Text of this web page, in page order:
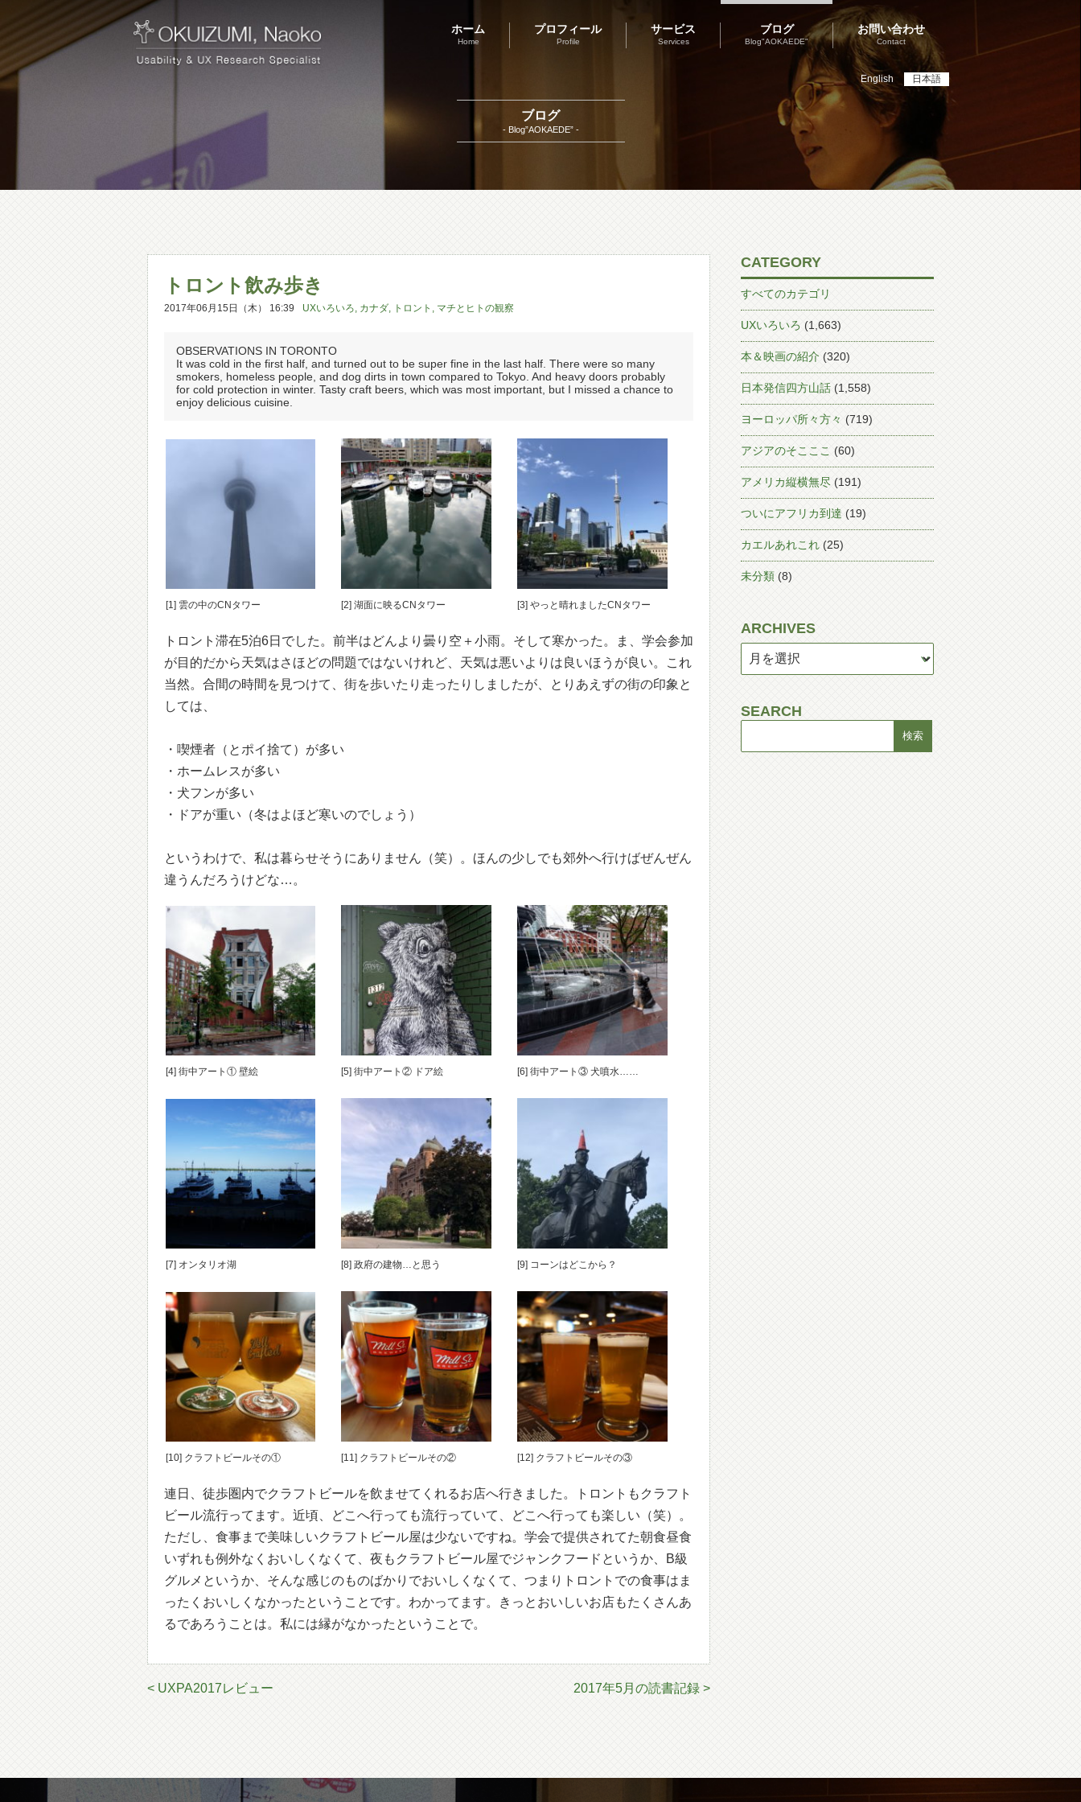
English 日本語
ホーム
Home
プロフィール
Profile
サービス
Services
ブログ
Blog"AOKAEDE"
お問い合わせ
Contact
ブログ
- Blog”AOKAEDE” -
トロント飲み歩き
2017年06月15日（木） 16:39 UXいろいろ, カナダ, トロント , マチとヒトの観察
OBSERVATIONS IN TORONTO
It was cold in the first half, and turned out to be super fine in the last half. There were so many
smokers, homeless people, and dog dirts in town compared to Tokyo. And heavy doors probably
for cold protection in winter. Tasty craft beers, which was most important, but I missed a chance to
enjoy delicious cuisine.
[1] 雲の中のCNタワー [2] 湖面に映るCNタワー [3] やっと晴れましたCNタワー
トロント滞在5泊6日でした。前半はどんより曇り空＋小雨。そして寒かった。ま、学会参加
が目的だから天気はさほどの問題ではないけれど、天気は悪いよりは良いほうが良い。これ
当然。合間の時間を見つけて、街を歩いたり走ったりしましたが、とりあえずの街の印象と
しては、
・喫煙者（とポイ捨て）が多い
・ホームレスが多い
・犬フンが多い
・ドアが重い（冬はよほど寒いのでしょう）
というわけで、私は暮らせそうにありません（笑）。ほんの少しでも郊外へ行けばぜんぜん
違うんだろうけどな…。
[4] 街中アート① 壁絵 [5] 街中アート② ドア絵 [6] 街中アート③ 犬噴水……
[7] オンタリオ湖 [8] 政府の建物…と思う [9] コーンはどこから？
[10] クラフトビールその① [11] クラフトビールその② [12] クラフトビールその③
連日、徒歩圏内でクラフトビールを飲ませてくれるお店へ行きました。トロントもクラフト
ビール流行ってます。近頃、どこへ行っても流行っていて、どこへ行っても楽しい（笑）。
ただし、食事まで美味しいクラフトビール屋は少ないですね。学会で提供されてた朝食昼食
いずれも例外なくおいしくなくて、夜もクラフトビール屋でジャンクフードというか、B級
グルメというか、そんな感じのものばかりでおいしくなくて、つまりトロントでの食事はま
ったくおいしくなかったということです。わかってます。きっとおいしいお店もたくさんあ
るであろうことは。私には縁がなかったということで。
< UXPA2017レビュー 2017年5月の読書記録 >
CATEGORY
すべてのカテゴリ
UXいろいろ (1,663)
本＆映画の紹介 (320)
日本発信四方山話 (1,558)
ヨーロッパ所々方々 (719)
アジアのそこここ (60)
アメリカ縦横無尽 (191)
ついにアフリカ到達 (19)
カエルあれこれ (25)
未分類 (8)
ARCHIVES
SEARCH